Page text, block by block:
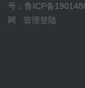
号：鲁ICP备
网
管理登陆